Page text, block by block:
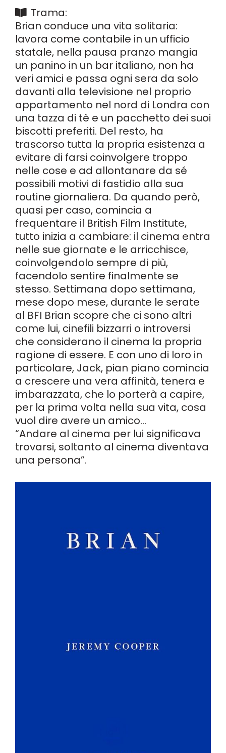
Trama:
Brian conduce una vita solitaria:
lavora come contabile in un ufficio
statale, nella pausa pranzo mangia
un panino in un bar italiano, non ha
veri amici e passa ogni sera da solo
davanti alla televisione nel proprio
appartamento nel nord di Londra con
una tazza di tè e un pacchetto dei suoi
biscotti preferiti. Del resto, ha
trascorso tutta la propria esistenza a
evitare di farsi coinvolgere troppo
nelle cose e ad allontanare da sé
possibili motivi di fastidio alla sua
routine giornaliera. Da quando però,
quasi per caso, comincia a
frequentare il British Film Institute,
tutto inizia a cambiare: il cinema entra
nelle sue giornate e le arricchisce,
coinvolgendolo sempre di più,
facendolo sentire finalmente se
stesso. Settimana dopo settimana,
mese dopo mese, durante le serate
al BFI Brian scopre che ci sono altri
come lui, cinefili bizzarri o introversi
che considerano il cinema la propria
ragione di essere. E con uno di loro in
particolare, Jack, pian piano comincia
a crescere una vera affinità, tenera e
imbarazzata, che lo porterà a capire,
per la prima volta nella sua vita, cosa
vuol dire avere un amico…
“Andare al cinema per lui significava
trovarsi, soltanto al cinema diventava
una persona”.